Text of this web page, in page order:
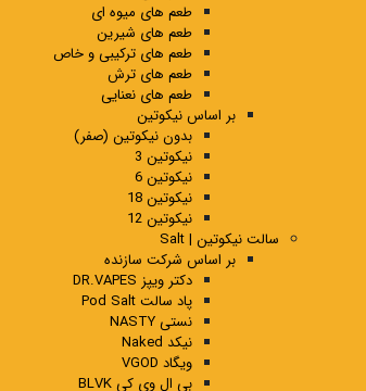
طعم های میوه ای
طعم های شیرین
طعم های ترکیبی و خاص
طعم های ترش
طعم های نعنایی
بر اساس نیکوتین
بدون نیکوتین (صفر)
نیکوتین 3
نیکوتین 6
نیکوتین 18
نیکوتین 12
سالت نیکوتین | Salt
بر اساس شرکت سازنده
دکتر ویپز DR.VAPES
پاد سالت Pod Salt
نستی NASTY
نیکد Naked
ویگاد VGOD
بی ال وی کی BLVK